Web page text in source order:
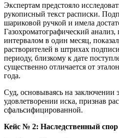
Экспертам предстояло
рукописный текст расписки.
шариковой ручкой и имела
Газохроматографический
интервалом в один месяц,
растворителей в штрихах
периоду, близкому к дате
существенно отличается от
года.
Суд, основываясь на заключении
удовлетворении иска, признав
сфальсифицированной.
Кейс № 2: Наследственный